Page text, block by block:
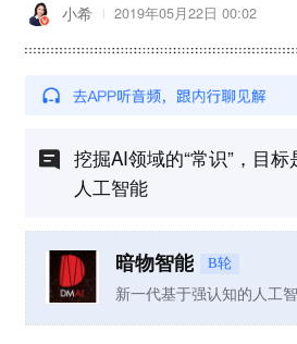
小希 2019年05月22日 00:02
挖掘AI领域的“常识”，目
人工智能
暗物智能 B轮
新一代基于强认知的人工